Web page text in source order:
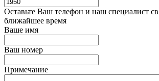
Оставьте Ваш телефон и наш специалист
ближайшее время
Ваше имя
Ваш номер
Примечание